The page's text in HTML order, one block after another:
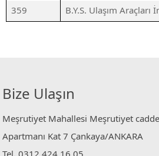
359
B.Y.S. Ulaşım Araçları
Bize Ulaşın
Meşrutiyet Mahallesi Meşrutiyet
Apartmanı Kat 7 Çankaya/ANKARA